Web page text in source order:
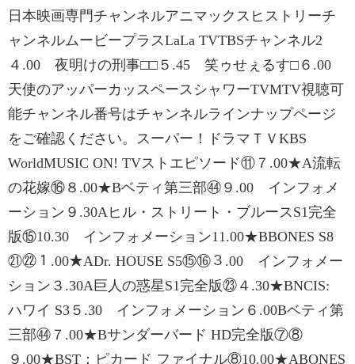
日本映画専門チャンネルアニマックスヒストリーチ
ャンネルムービープラスLaLa TVTBSチャンネル2
４.00 夜明けの刑事□□５.45 笑ゥせぇるす□６.00
天使のアッパーカッスペースシャワーTVMTV視聴可
能チャンネル番号はチャンネルラインナップページ
をご確認ください。スーパー！ドラマＴＶKBS
WorldMUSIC ON! TVストエピソード⑪７.00★A流転
の花嫁⑯８.00★Bベティ第三部㊹９.00 インフォメ
ーション９.30Aヒル・ストリート・ブルースS1完全
版⑮10.30 インフォメーション11.00★BBONES S8
㉑㉒１.00★ADr. HOUSE S5⑮⑯３.00 インフォメー
ション３.30A巨人の惑星S1完全版㉓４.30★BNCIS:
ハワイ S3５.30 インフォメーション６.00Bベティ第
三部㊹７.00★Bサンダーバード HD完全版⑦⑧
９.00★BST：ピカード ファイナル⑧10.00★ABONES